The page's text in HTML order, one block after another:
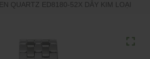
QUARTZ ED8180-52X DÂY KIM LOẠI